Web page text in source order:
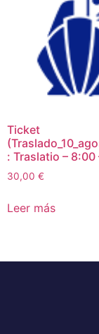
Ticket
: Traslatio – 8:00
30,00 €
Leer más